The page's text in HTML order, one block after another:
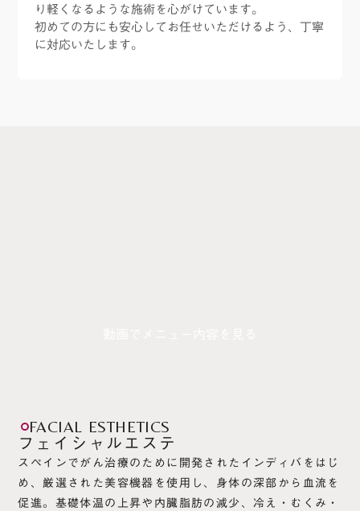
り軽くなるような施術を心がけています。
初めての方にも安心してお任せいただけるよう、丁寧
に対応いたします。
FACIAL ESTHETICS
フェイシャルエステ
スペインでがん治療のために開発されたインディバをはじ
め、厳選された美容機器を使用し、身体の深部から血流を
促進。基礎体温の上昇や内臓脂肪の減少、冷え・むくみ・